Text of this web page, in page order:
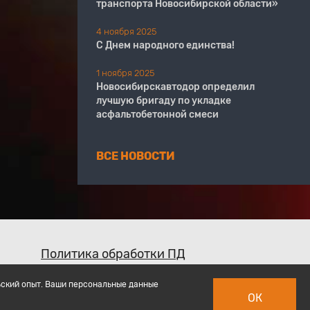
транспорта Новосибирской области»
4 ноября 2025
С Днем народного единства!
1 ноября 2025
Новосибирскавтодор определил
лучшую бригаду по укладке
асфальтобетонной смеси
ВСЕ НОВОСТИ
Политика обработки ПД
опыт. Ваши персональные данные
ОК